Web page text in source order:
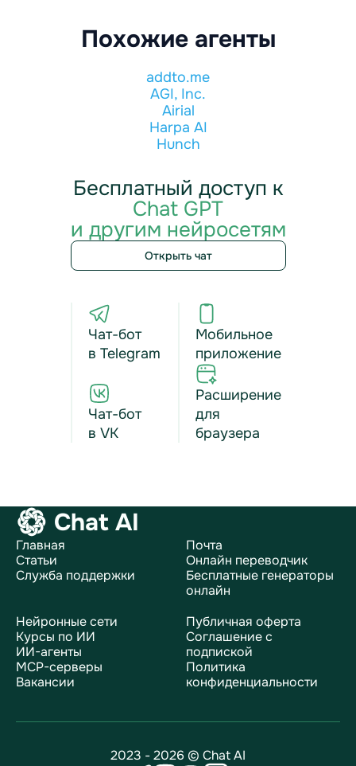
Похожие агенты
addto.me
AGI, Inc.
Airial
Harpa AI
Hunch
Бесплатный доступ к
Chat GPT
и другим нейросетям
Открыть чат
Чат-бот
в Telegram
Чат-бот
в VK
Мобильное
приложение
Расширение
для
браузера
Chat AI
Главная
Статьи
Служба поддержки
Почта
Онлайн переводчик
Бесплатные генераторы
онлайн
Нейронные сети
Курсы по ИИ
ИИ-агенты
MCP-серверы
Вакансии
Публичная оферта
Соглашение с
подпиской
Политика
конфиденциальности
2023 - 2026 © Chat AI